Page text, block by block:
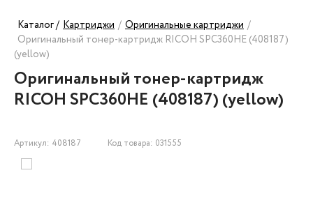
Каталог / Картриджи / Оригинальные картриджи /
Оригинальный тонер-картридж RICOH SPC360HE (408187)
(yellow)
Оригинальный тонер-картридж
RICOH SPC360HE (408187) (yellow)
Артикул: 408187 Код товара: 031555